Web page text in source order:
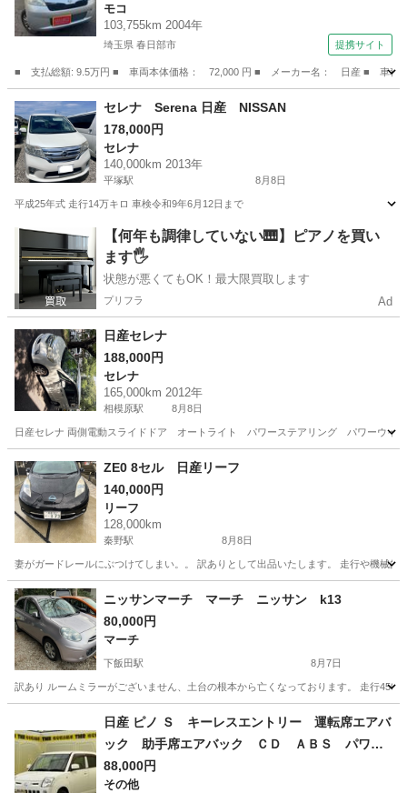
モコ
103,755km 2004年
埼玉県 春日部市 提携サイト
■ 支払総額: 9.5万円 ■ 車両本体価格： 72,000 円 ■ メーカー名： 日産 ■ 車
埼玉 春日部市 モコ
セレナ Serena 日産 NISSAN
178,000円
セレナ
140,000km 2013年
平塚駅 8月8日
平成25年式 走行14万キロ 車検令和9年6月12日まで
神奈川 平塚駅 セレナ
【何年も調律していない🎹】ピアノを買い
ます🖐️
状態が悪くてもOK！最大限買取します
プリフラ Ad
日産セレナ
188,000円
セレナ
165,000km 2012年
相模原駅 8月8日
日産セレナ 両側電動スライドドア オートライト パワーステアリング パワーウイ
神奈川 相模原市 相模原駅 セレナ
ZE0 8セル 日産リーフ
140,000円
リーフ
128,000km
秦野駅 8月8日
妻がガードレールにぶつけてしまい。。 訳ありとして出品いたします。 走行や機械的
神奈川 秦野市 秦野駅 リーフ
ニッサンマーチ マーチ ニッサン k13
80,000円
マーチ
下飯田駅 8月7日
訳あり ルームミラーがございません、土台の根本から亡くなっております。 走行
下飯田駅 マーチ
日産 ピノ Ｓ キーレスエントリー 運転席エアバ
ック 助手席エアバック ＣＤ ＡＢＳ パワー
ステアリング （検9.9）
88,000円
その他